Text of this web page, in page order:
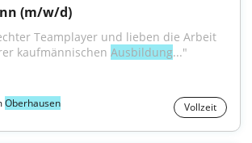
(m/w/d)
Teamplayer und lieben die Arbeit
kaufmännischen Ausbildung..."
Oberhausen Vollzeit